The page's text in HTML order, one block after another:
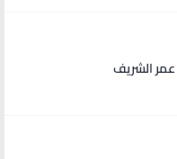
الشريف